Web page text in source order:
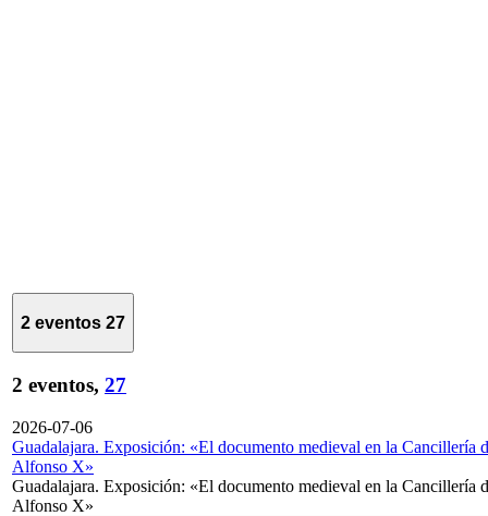
2 eventos 27
2 eventos, 27
2026-07-06
Guadalajara. Exposición: «El documento medieval en la Cancillería
Alfonso X»
Guadalajara. Exposición: «El documento medieval en la Cancillería
Alfonso X»